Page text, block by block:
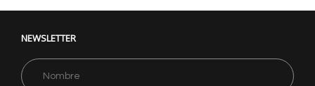
NEWSLETTER